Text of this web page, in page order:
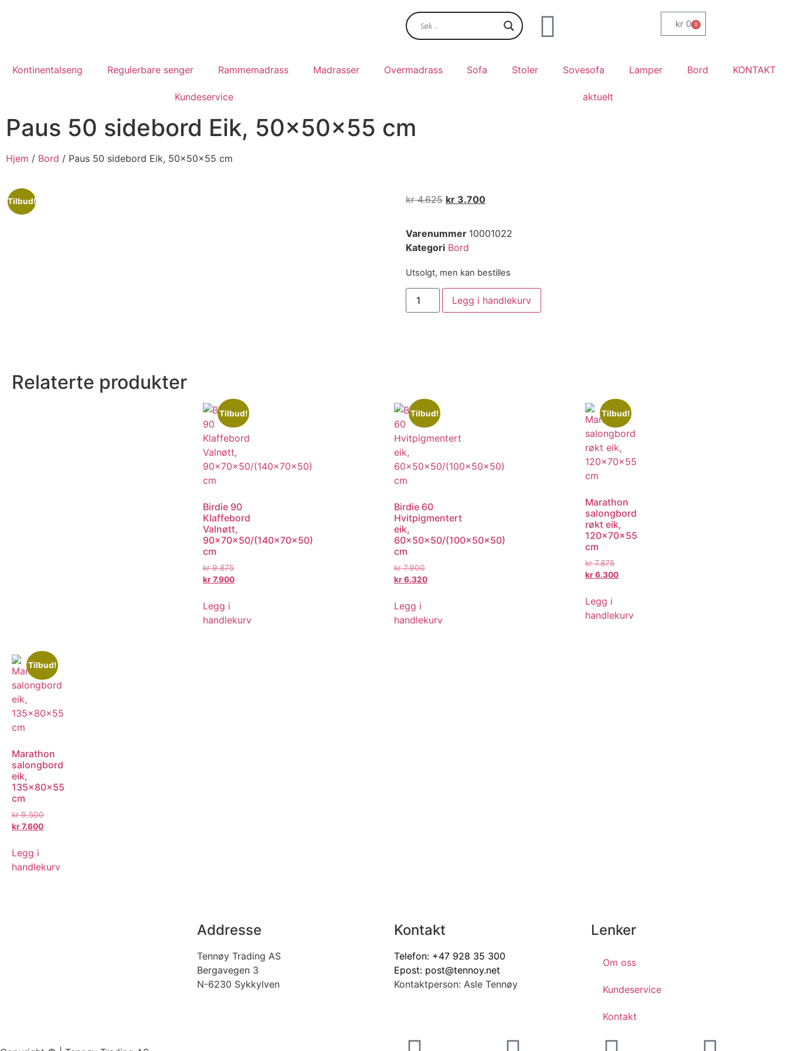
kr0 0
Kontinentalseng Regulerbare senger Rammemadrass Madrasser Overmadrass Sofa Stoler Sovesofa Lamper Bord KONTAKT
Kundeservice aktuelt
Paus 50 sidebord Eik, 50x50x55 cm
Hjem / Bord / Paus 50 sidebord Eik, 50x50x55 cm
Tilbud! kr4.625 kr 3.700
Varenummer 10001022
Kategori Bord
Utsolgt, men kan bestilles
Legg i handlekurv
Relaterte produkter
Tilbud!
Birdie 90
Klaffebord
Valnøtt,
90x70x50/(140x70x50)
cm
kr9.875
kr7.900
Legg i
handlekurv
Tilbud!
Birdie 60
Hvitpigmentert
eik,
60x50x50/(100x50x50)
cm
kr7.900
kr6.320
Legg i
handlekurv
Tilbud!
Marathon
salongbord
røkt eik,
120x70x55
cm
kr7.875
kr6.300
Legg i
handlekurv
Tilbud!
Marathon
salongbord
eik,
135x80x55
cm
kr9.500
kr7.600
Legg i
handlekurv
Addresse
Tennøy Trading AS
Bergavegen 3
N-6230 Sykkylven
Kontakt
Telefon: +47 928 35 300
Epost: post@tennoy.net
Kontaktperson: Asle Tennøy
Lenker
Om oss
Kundeservice
Kontakt